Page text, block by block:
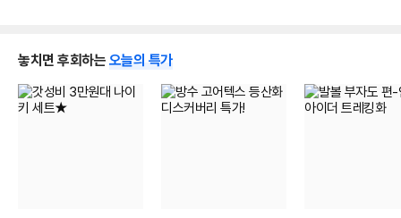
놓치면 후회하는 오늘의 특가